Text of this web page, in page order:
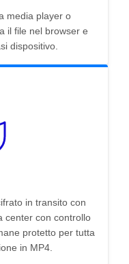
media player o
il file nel browser e
dispositivo.
in transito con
center con controllo
protetto per tutta
in MP4.